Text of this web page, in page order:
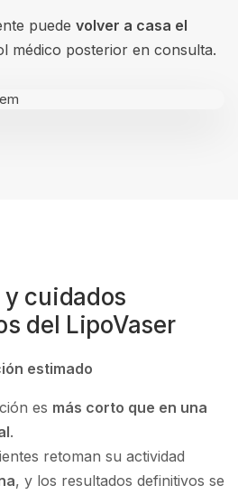
puede volver a casa el
médico posterior en consulta.
y cuidados
del LipoVaser
estimado
es más corto que en una
.
retoman su actividad
, y los resultados definitivos se